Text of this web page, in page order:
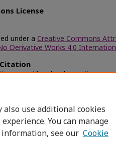
License
under a Creative Commons
Derivative Works 4.0
and low-level security
also use additional cookies
You can manage
see our Cookie